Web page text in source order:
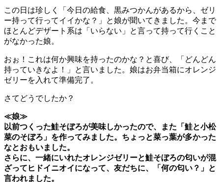
この日は珍しく「今日の給食、黒みつかんがあるから、ゼリ
ー持って行ってイイかな？」と娘が聞いてきました。今まで
ほとんどデザート系は「いらない」と言って持って行くこと
がなかった娘。
おぉ！これは何か興味を持ったのかな？と喜び、「どんどん
持っていきなよ！」と言いました。娘はお弁当箱にオレンジ
ゼリーを入れて準備完了。
さてどうでしたか？
≪娘≫
以前つくった鮭そぼろが美味しかったので、また「鮭と小松
菜のそぼろ」を作ってみました。ちょっと菜っ葉が多かった
なとおもいました。
さらに、一緒にいれたオレンジゼリーと鮭そぼろの匂いが混
ざってヒドイニオイになって、友だちに、「何の匂い？」と
言われました。